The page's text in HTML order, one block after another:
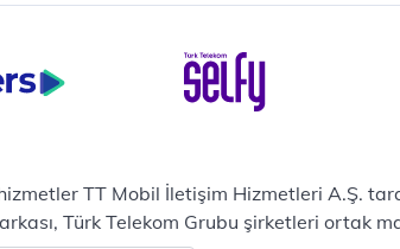
Veri Merkezi
posta
Tabanlı Yedekleme
TT Mobil İletişim Hizmetleri A.Ş.
Türk Telekom Grubu şirketleri ortak